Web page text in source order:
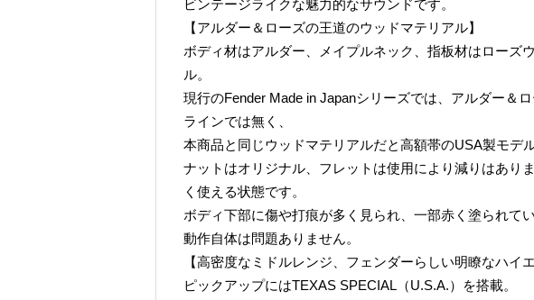
ビンテージライクな魅力的なサウンドです。
【アルダー＆ローズの王道のウッドマテリアル】
ボディ材はアルダー、メイプルネック、指板材はローズ
ル。
現行のFender Made in Japanシリーズでは、アルダー＆
ラインでは無く、
本商品と同じウッドマテリアルだと高額帯のUSA製モデ
ナットはオリジナル、フレットは使用により減りはあり
く使える状態です。
ボディ下部に傷や打痕が多く見られ、一部赤く塗られて
動作自体は問題ありません。
【高密度なミドルレンジ、フェンダーらしい明瞭なハイエ
ピックアップにはTEXAS SPECIAL（U.S.A.）を搭載。